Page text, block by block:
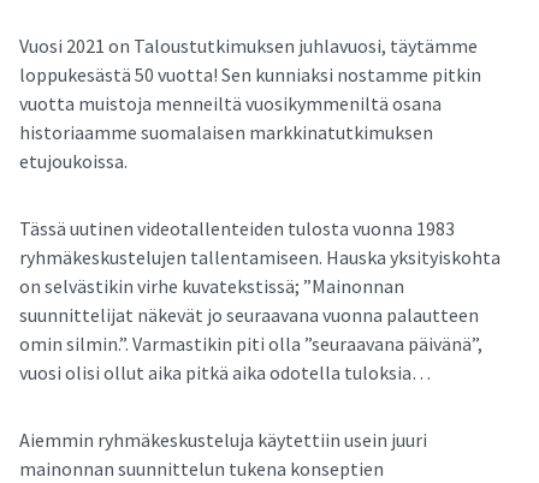
Vuosi 2021 on Taloustutkimuksen juhlavuosi, täytämme
loppukesästä 50 vuotta! Sen kunniaksi nostamme pitkin
vuotta muistoja menneiltä vuosikymmeniltä osana
historiaamme suomalaisen markkinatutkimuksen
etujoukoissa.
Tässä uutinen videotallenteiden tulosta vuonna 1983
ryhmäkeskustelujen tallentamiseen. Hauska yksityiskohta
on selvästikin virhe kuvatekstissä; ”Mainonnan
suunnittelijat näkevät jo seuraavana vuonna palautteen
omin silmin.”. Varmastikin piti olla ”seuraavana päivänä”,
vuosi olisi ollut aika pitkä aika odotella tuloksia…
Aiemmin ryhmäkeskusteluja käytettiin usein juuri
mainonnan suunnittelun tukena konseptien